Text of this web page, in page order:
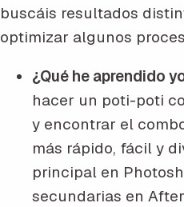
buscáis resultados
optimizar algunos
¿Qué he aprendido
hacer un poti-poti
y encontrar el
más rápido, fácil y
principal en
secundarias en